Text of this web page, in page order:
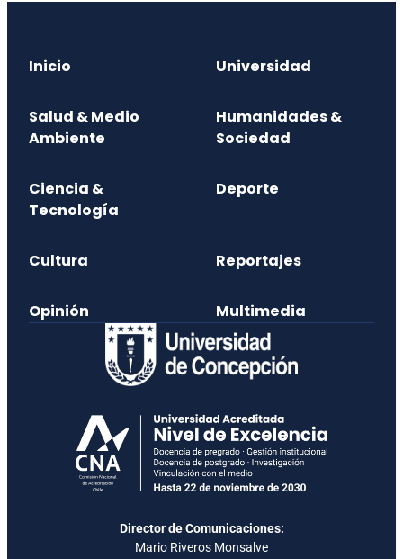
Inicio Universidad
Salud & Medio
Ambiente
Humanidades &
Sociedad
Ciencia &
Tecnología
Deporte
Cultura Reportajes
Opinión Multimedia
Director de Comunicaciones:
Mario Riveros Monsalve